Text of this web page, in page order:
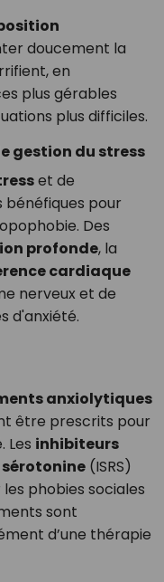
doucement la
en
plus gérables
plus difficiles.
gestion du stress
et de
pour
Des
profonde, la
cardiaque
nerveux et de
d'anxiété.
anxiolytiques
être prescrits pour
Les inhibiteurs
(ISRS)
phobies sociales
sont
d’une thérapie